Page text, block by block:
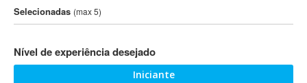
3DS Max
3GSM
802.11
Selecionadas (max 5)
Nível de experiência desejado
Iniciante